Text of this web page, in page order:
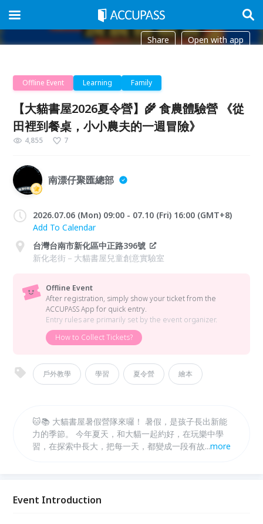
Share Open with app
Offline Event Learning Family
【大貓書屋2026夏令營】🌾 食農體驗營 《從
田裡到餐桌，小小農夫的一週冒險》
4,855 7
南漂仔聚匯總部
2026.07.06 (Mon) 09:00 - 07.10 (Fri) 16:00 (GMT+8)
Add To Calendar
台灣台南市新化區中正路396號
新化老街－大貓書屋兒童創意實驗室
Offline Event
After registration, simply show your ticket from the
ACCUPASS App for quick entry.
Entry rules are primarily set by the event organizer.
How to Collect Tickets?
戶外教學 學習 夏令營 繪本
🐱📚 大貓書屋暑假營隊來囉！ 暑假，是孩子長出新能
力的季節。 今年夏天，和大貓一起約好，在玩樂中學
習，在探索中長大，把每一天，都變成一段有故事的冒
隊自由選擇，可依孩子興趣報名！ 可單週參加，彈性
...more
Event Introduction